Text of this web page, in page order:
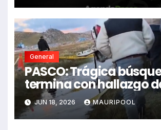
General
PASCO: Trágica
termina con hallazgo
sin vida en Rancas
JUN 18, 2026 MAURIPOOL